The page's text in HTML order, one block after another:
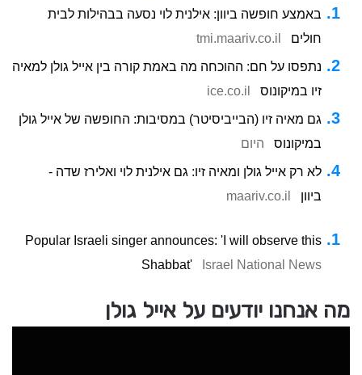
באמצע חופשה ביוון: אילנית לוי נסעה בבהילות לבית
חולים
tmi.maariv.co.il
נתפסו על חם: ההוכחה מה באמת קורה בין אייל גולן למאיה
זיו במיקונוס
ice.co.il
גם מאיה זיו (הבייביסיטר) במסיבות: החופשה של אייל גולן
במיקונוס
היום
לא רק אייל גולן ומאיה זיו: גם אילנית לוי ואלירז שדה -
ביוון
maariv.co.il
Popular Israeli singer announces: 'I will observe this
Shabbat'
Israel National News
מה אנחנו יודעים על אייל גולן